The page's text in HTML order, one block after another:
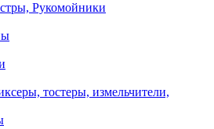
Рукомойники
тостеры, измельчители,